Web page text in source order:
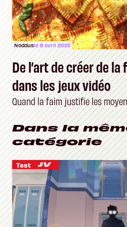
Noddusle 8 avril 2025
De l’art de créer de
dans les jeux vidéo
Quand la faim justifie les
Dans la
catégorie
Test